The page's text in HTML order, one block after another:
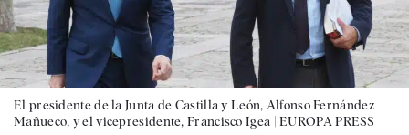
El presidente de la Junta de Castilla y León, Alfonso Fernández
Mañueco, y el vicepresidente, Francisco Igea |EUROPA PRESS